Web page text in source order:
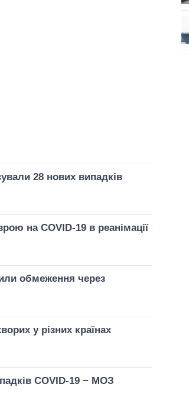
28 нових випадків
на COVID-19 в реанімації
обмеження через
у різних країнах
COVID-19 − МОЗ